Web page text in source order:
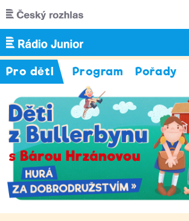
Přejít k hlavnímu obsahu
Pro děti Program Pořady